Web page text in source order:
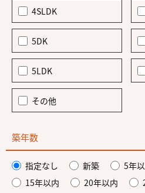
4SLDK
5DK
5LDK
その他
築年数
指定なし 新築 5年
15年以内
20年以内